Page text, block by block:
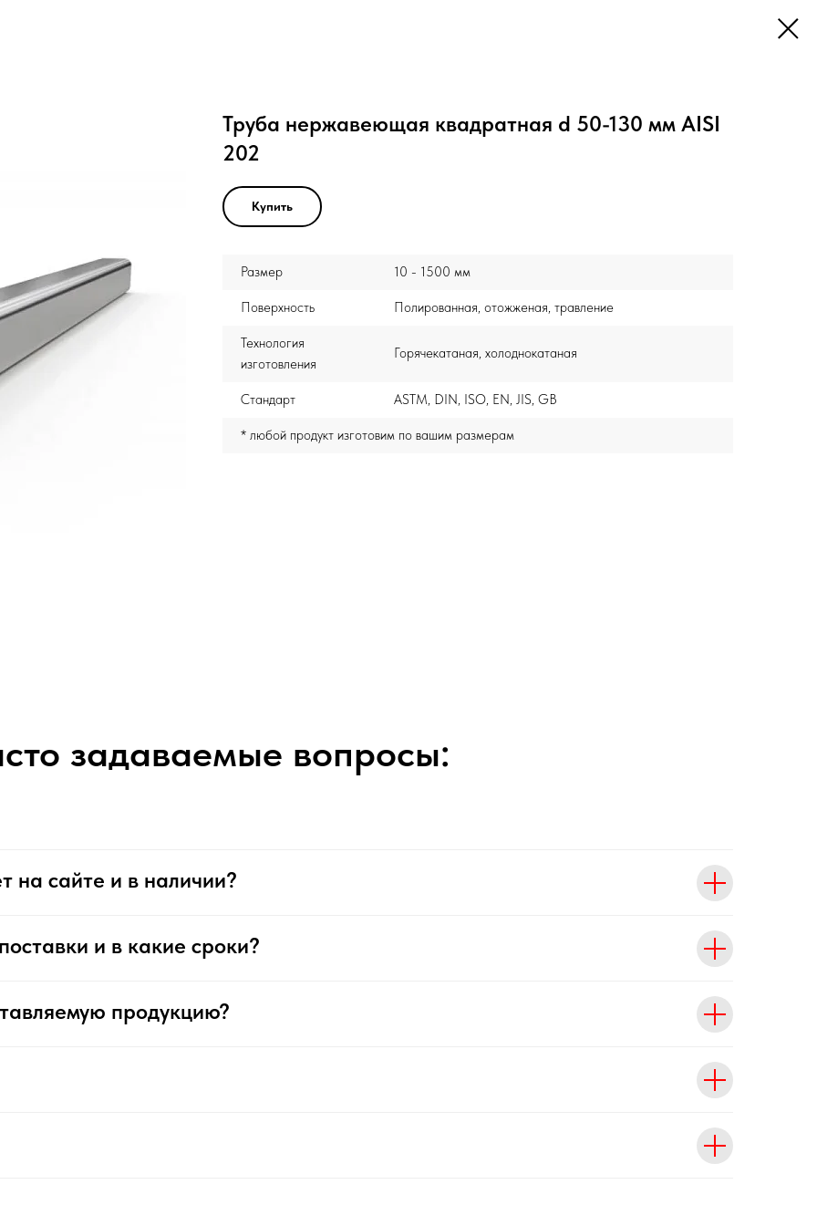
Труба нержавеющая квадратная d 50-130 мм AISI
202
Купить
Размер 10 - 1500 мм
Поверхность Полированная, отожженая, травление
Технология
изготовления
Горячекатаная, холоднокатаная
Стандарт ASTM, DIN, ISO, EN, JIS, GB
* любой продукт изготовим по вашим размерам
задаваемые вопросы:
на сайте и в наличии?
и в какие сроки?
продукцию?